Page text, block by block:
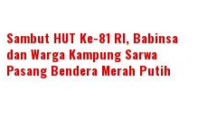
Sambut HUT Ke-81 RI, Babinsa
dan Warga Kampung Sarwa
Pasang Bendera Merah Putih